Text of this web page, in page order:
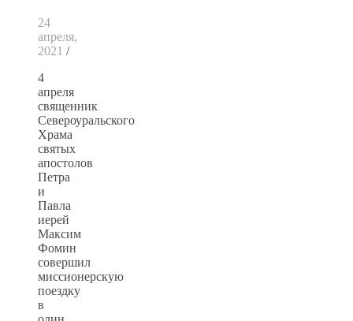
24
апреля,
2021 /
4
апреля
священник
Североуральского
Храма
святых
апостолов
Петра
и
Павла
иерей
Максим
Фомин
совершил
миссионерскую
поездку
в